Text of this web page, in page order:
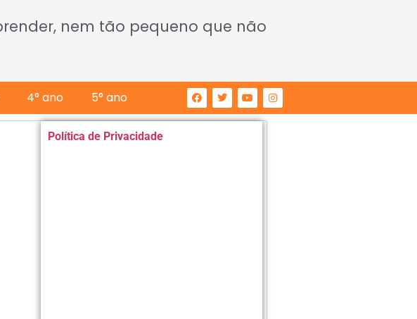
nem tão pequeno que não
4° ano 5° ano
Política de Privacidade